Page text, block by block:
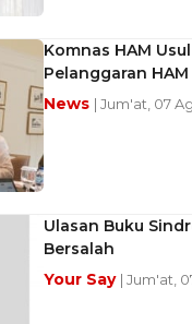
Komnas HAM
Pelanggaran HAM
News | Jum'at, 07
Ulasan Buku
Bersalah
Your Say | Jum'at,